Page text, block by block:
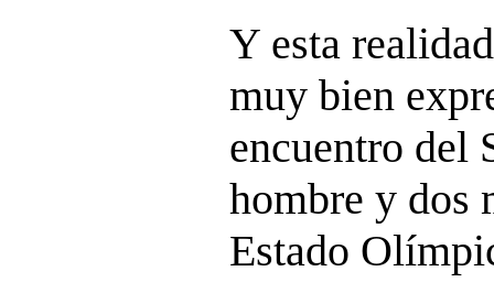
Y esta
muy bien
encuentro del
hombre y dos
Estado